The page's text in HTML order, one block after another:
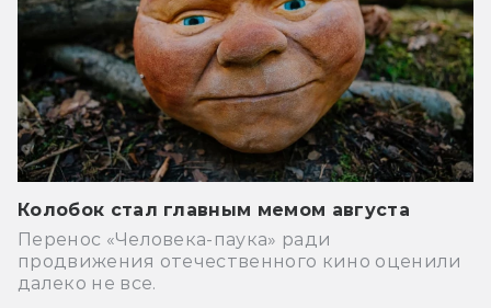
Колобок стал главным мемом августа
Перенос «Человека-паука» ради
продвижения отечественного кино оценили
далеко не все.